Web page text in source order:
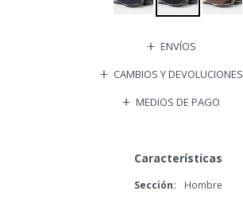
ENVÍOS
CAMBIOS Y DEVOLUCIONES
MEDIOS DE PAGO
Características
Sección
Hombre